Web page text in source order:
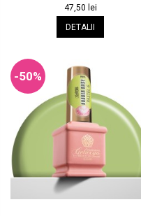
47,50 lei
DETALII
-50%